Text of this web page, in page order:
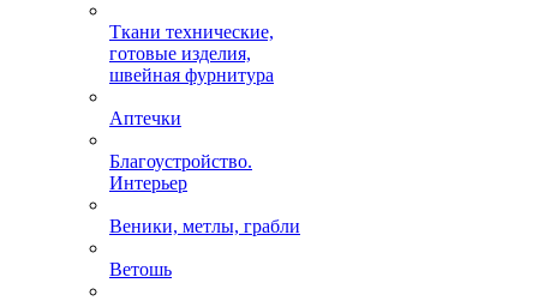
Ткани технические,
готовые изделия,
швейная фурнитура
Аптечки
Благоустройство.
Интерьер
Веники, метлы, грабли
Ветошь